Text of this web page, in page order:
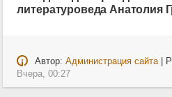
литературоведа Анатолия
Автор: Администрация сайта|
Вчера, 00:27